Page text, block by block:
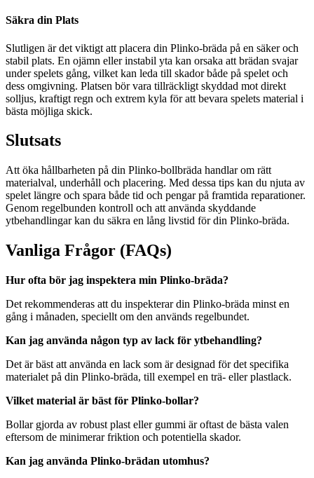
Säkra din Plats
Slutligen är det viktigt att placera din Plinko-bräda på en säker och
stabil plats. En ojämn eller instabil yta kan orsaka att brädan svajar
under spelets gång, vilket kan leda till skador både på spelet och
dess omgivning. Platsen bör vara tillräckligt skyddad mot direkt
solljus, kraftigt regn och extrem kyla för att bevara spelets material i
bästa möjliga skick.
Slutsats
Att öka hållbarheten på din Plinko-bollbräda handlar om rätt
materialval, underhåll och placering. Med dessa tips kan du njuta av
spelet längre och spara både tid och pengar på framtida reparationer.
Genom regelbunden kontroll och att använda skyddande
ytbehandlingar kan du säkra en lång livstid för din Plinko-bräda.
Vanliga Frågor (FAQs)
Hur ofta bör jag inspektera min Plinko-bräda?
Det rekommenderas att du inspekterar din Plinko-bräda minst en
gång i månaden, speciellt om den används regelbundet.
Kan jag använda någon typ av lack för ytbehandling?
Det är bäst att använda en lack som är designad för det specifika
materialet på din Plinko-bräda, till exempel en trä- eller plastlack.
Vilket material är bäst för Plinko-bollar?
Bollar gjorda av robust plast eller gummi är oftast de bästa valen
eftersom de minimerar friktion och potentiella skador.
Kan jag använda Plinko-brädan utomhus?